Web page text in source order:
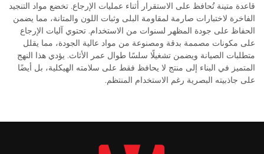
قاعدة متينة تُحافظ على الاستقرار أثناء عمليات الإرجاع. تخضع مواد التنجيد
الفاخرة لاختبارات صارمة لمقاومة البلى وثبات اللون والمتانة، مما يضمن
الحفاظ على جودة المظهر لسنوات من الاستخدام. تحتوي آليات الإرجاع
على مكونات مصممة بدقة ومصنوعة من مواد عالية الجودة، مما يقلل
متطلبات الصيانة ويضمن تشغيلًا سلسًا طوال عمر الأثاث. يؤدي هذا النهج
المتميز في البناء إلى منتج لا يحافظ فقط على سلامته الهيكلية، بل أيضًا
على جاذبيته البصرية رغم الاستخدام المنتظم.